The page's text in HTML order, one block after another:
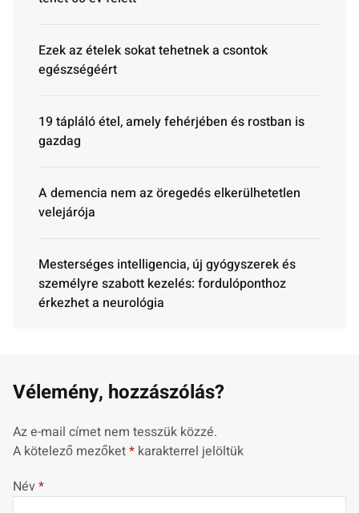
Ezek az ételek sokat tehetnek a csontok
egészségéért
19 tápláló étel, amely fehérjében és rostban is
gazdag
A demencia nem az öregedés elkerülhetetlen
velejárója
Mesterséges intelligencia, új gyógyszerek és
személyre szabott kezelés: fordulóponthoz
érkezhet a neurológia
Vélemény, hozzászólás?
Az e-mail címet nem tesszük közzé.
A kötelező mezőket* karakterrel jelöltük
Név*